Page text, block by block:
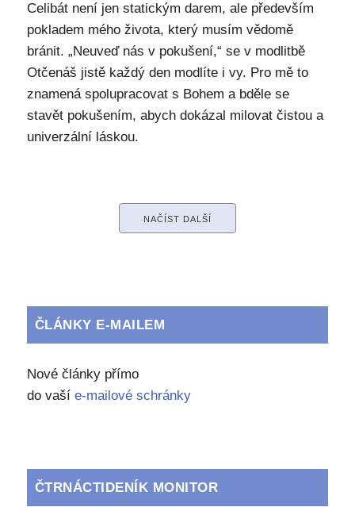
Celibát není jen statickým darem, ale především
pokladem mého života, který musím vědomě
bránit. „Neuveď nás v pokušení,“ se v modlitbě
Otčenáš jistě každý den modlíte i vy. Pro mě to
znamená spolupracovat s Bohem a bděle se
stavět pokušením, abych dokázal milovat čistou a
univerzální láskou.
NAČÍST DALŠÍ
ČLÁNKY E-MAILEM
Nové články přímo
do vaší e-mailové schránky
ČTRNÁCTIDENÍK MONITOR